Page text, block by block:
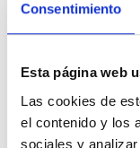
Consentimiento
Esta página web
Las cookies de
el contenido y los
sociales y
Col·laboració
col·laboració de
Confraria de
territori com el